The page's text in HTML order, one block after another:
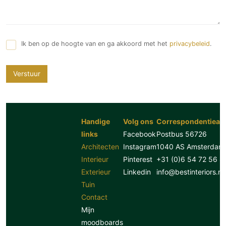
Ik ben op de hoogte van en ga akkoord met het privacybeleid.
Verstuur
Handige
links
Architecten
Interieur
Exterieur
Tuin
Contact
Mijn
moodboards
Volg ons
Facebook
Instagram
Pinterest
Linkedin
Postbus 56726
1040 AS Amsterdam
+31 (0)6 54 72 56
info@bestinteriors.nl